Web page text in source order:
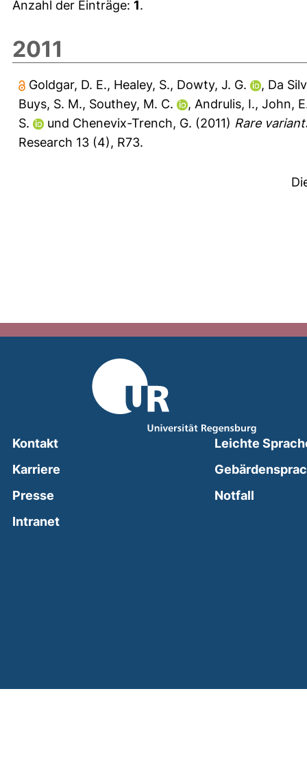
Anzahl der Einträge: 1.
2011
Goldgar, D. E., Healey, S., Dowty, J. G. , Da
Buys, S. M., Southey, M. C. , Andrulis, I., John,
S.
und Chenevix-Trench, G. (2011) Rare
Research 13 (4), R73.
Kontakt
Karriere
Presse
Intranet(external link, opens in a new window)
Leichte
Notfall